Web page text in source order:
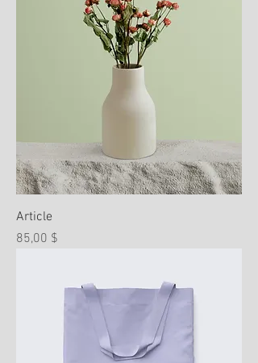
Article
Prix
85,00 $